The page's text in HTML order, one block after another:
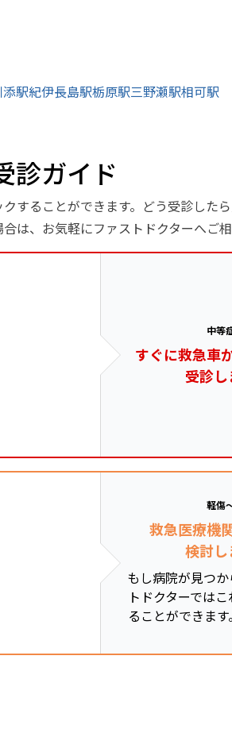
添駅紀伊長島駅栃原駅三野瀬駅相可駅
診ガイド
することができます。どう受診した
は、お気軽にファストドクターへご相
中等
すぐに救急車
受診し
軽傷
救急医療機
検討し
もし病院が見つ
トドクターでは
ることができます